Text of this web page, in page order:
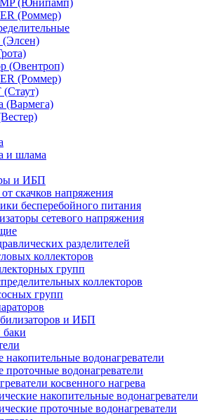
(Юнипамп)
(Роммер)
(Овентроп)
(Роммер)
(Стаут)
(Вармега)
и шлама
и ИБП
скачков напряжения
бесперебойного питания
сетевого напряжения
разделителей
коллекторов
групп
коллекторов
групп
и ИБП
баки
накопительные водонагреватели
проточные водонагреватели
косвенного нагрева
накопительные водонагреватели
проточные водонагреватели